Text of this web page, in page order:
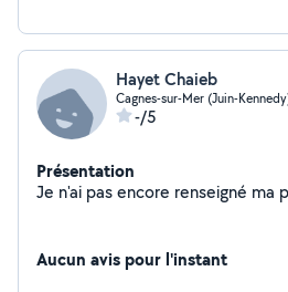
Hayet Chaieb
Cagnes-sur-Mer (Juin-
-/5
Présentation
Aucun avis pour l'instant